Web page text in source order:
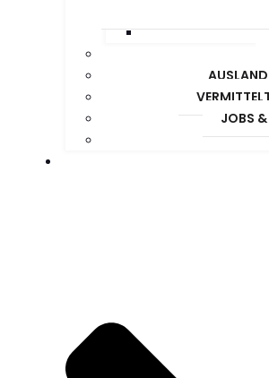
JOBS &